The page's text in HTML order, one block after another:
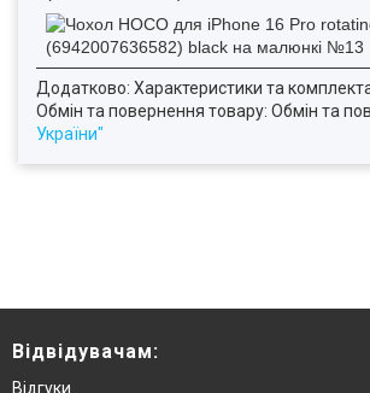
Додатково: Характеристики та
Обмін та повернення товару: Обмін та
України"
Відвідувачам:
Відгуки